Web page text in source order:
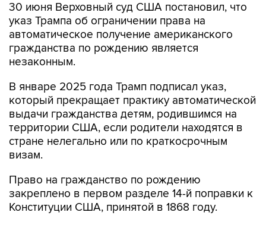
30 июня Верховный суд США постановил, что
указ Трампа об ограничении права на
автоматическое получение американского
гражданства по рождению является
незаконным.
В январе 2025 года Трамп подписал указ,
который прекращает практику автоматической
выдачи гражданства детям, родившимся на
территории США, если родители находятся в
стране нелегально или по краткосрочным
визам.
Право на гражданство по рождению
закреплено в первом разделе 14-й поправки к
Конституции США, принятой в 1868 году.